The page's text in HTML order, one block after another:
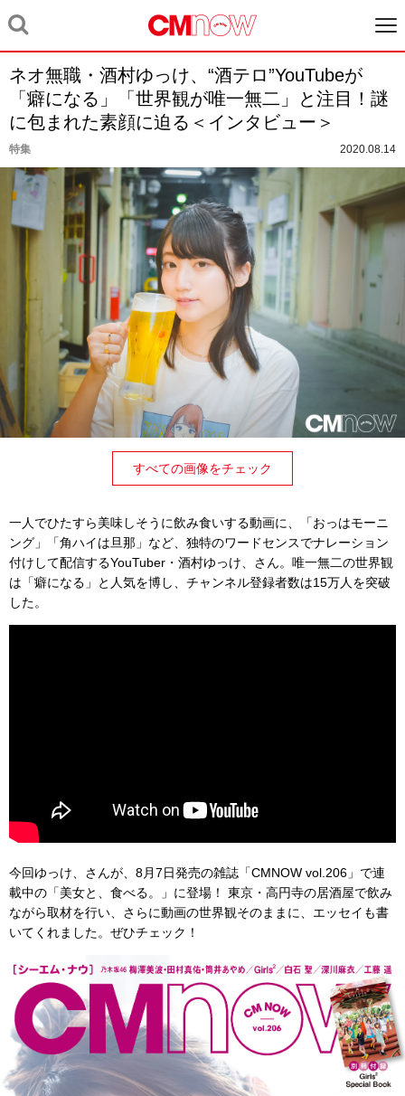
ネオ無職・酒村ゆっけ、“酒テロ”YouTubeが
「癖になる」「世界観が唯一無二」と注目！謎
に包まれた素顔に迫る＜インタビュー＞
特集 2020.08.14
すべての画像をチェック
一人でひたすら美味しそうに飲み食いする動画に、「おっはモーニ
ング」「角ハイは旦那」など、独特のワードセンスでナレーション
付けして配信するYouTuber・酒村ゆっけ、さん。唯一無二の世界観
は「癖になる」と人気を博し、チャンネル登録者数は15万人を突破
した。
今回ゆっけ、さんが、8月7日発売の雑誌「CMNOW vol.206」で連
載中の「美女と、食べる。」に登場！ 東京・高円寺の居酒屋で飲み
ながら取材を行い、さらに動画の世界観そのままに、エッセイも書
いてくれました。ぜひチェック！